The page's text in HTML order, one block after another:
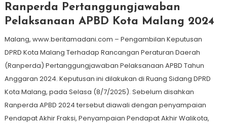
Ranperda Pertanggungjawaban
Pelaksanaan APBD Kota Malang 2024
Malang, www.beritamadani.com – Pengambilan Keputusan
DPRD Kota Malang Terhadap Rancangan Peraturan Daerah
(Ranperda) Pertanggungjawaban Pelaksanaan APBD Tahun
Anggaran 2024. Keputusan ini dilakukan di Ruang Sidang DPRD
Kota Malang, pada Selasa (8/7/2025). Sebelum disahkan
Ranperda APBD 2024 tersebut diawali dengan penyampaian
Pendapat Akhir Fraksi, Penyampaian Pendapat Akhir Walikota,